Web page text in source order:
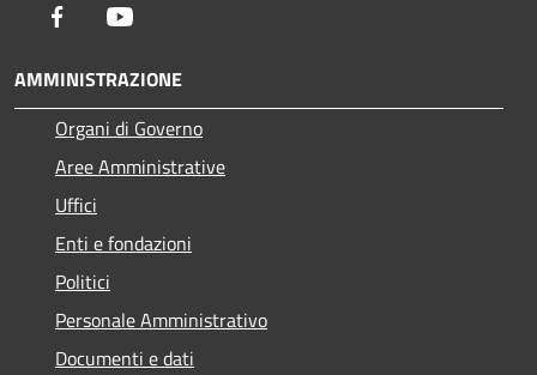
Facebook
AMMINISTRAZIONE
Organi di Governo
Aree Amministrative
Uffici
Enti e fondazioni
Politici
Personale Amministrativo
Documenti e dati